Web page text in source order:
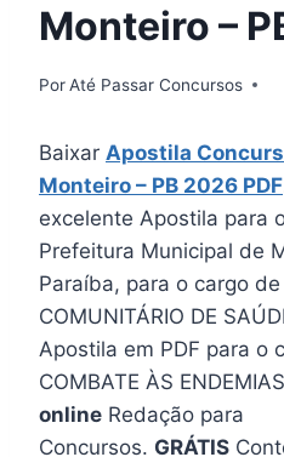
Monteiro –
PorAté Passar Concursos
Baixar Apostila
Monteiro – PB 2026 PDF
excelente Apostila para
Prefeitura Municipal de
Paraíba, para o cargo de
COMUNITÁRIO DE
Apostila em PDF para o
COMBATE ÀS
online Redação para
Concursos. GRÁTIS